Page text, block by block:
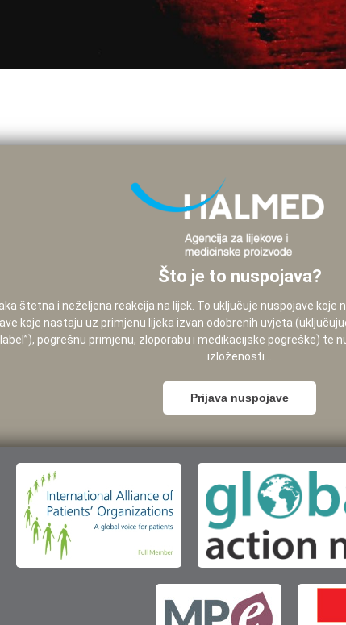
Što je to nuspojava?
štetna i neželjena reakcija na lijek. To uključuje nuspojave
koje nastaju uz primjenu lijeka izvan odobrenih uvjeta
pogrešnu primjenu, zloporabu i medikacijske pogreške) te
izloženosti...
Prijava nuspojave